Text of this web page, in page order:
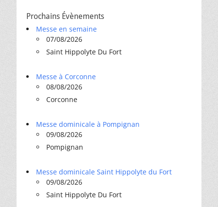
Prochains Évènements
Messe en semaine
07/08/2026
Saint Hippolyte Du Fort
Messe à Corconne
08/08/2026
Corconne
Messe dominicale à Pompignan
09/08/2026
Pompignan
Messe dominicale Saint Hippolyte du Fort
09/08/2026
Saint Hippolyte Du Fort